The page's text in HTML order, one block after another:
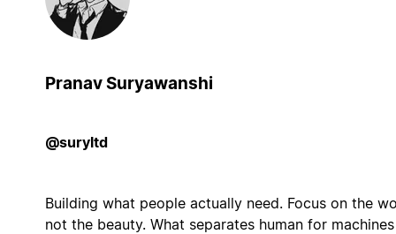
Pranav Suryawanshi
@suryltd
Building what people actually need. Focus on the
not the beauty. What separates human for